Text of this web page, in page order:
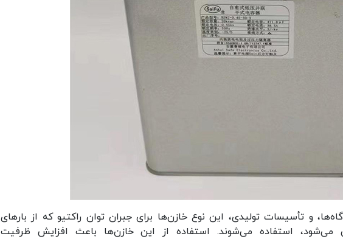
و تأسیسات تولیدی، این نوع خازن‌ها برای جبران توان راکتیو که از بارهای
می‌شود، استفاده می‌شوند. استفاده از این خازن‌ها باعث افزایش ظرفیت